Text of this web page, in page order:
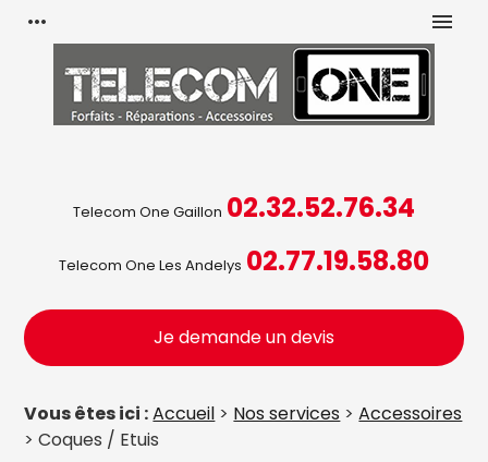
more_horiz menu
Telecom One Gaillon 02.32.52.76.34
Telecom One Les Andelys 02.77.19.58.80
Je demande un devis
Vous êtes ici :Accueil > Nos services >Accessoires
> Coques / Etuis